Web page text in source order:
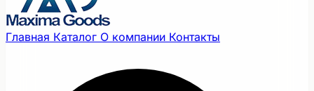
Главная Каталог О компании Контакты